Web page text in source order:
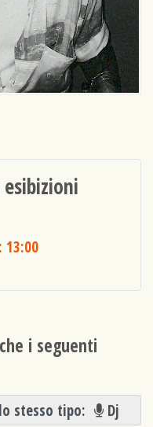
13:00
i seguenti
stesso tipo: Dj